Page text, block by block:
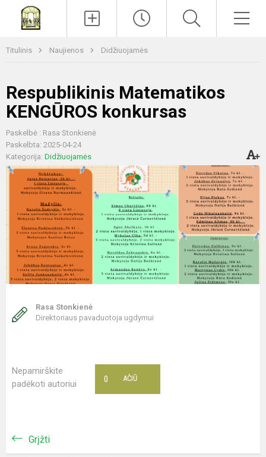
Titulinis Naujienos Didžiuojamės
Respublikinis Matematikos
KENGŪROS konkursas
Paskelbė : Rasa Stonkienė
Paskelbta: 2025-04-24
Kategorija: Didžiuojamės
Rasa Stonkienė
Direktoriaus pavaduotoja ugdymui
Nepamirškite
padėkoti autoriui
AČIŪ
0
Grįžti